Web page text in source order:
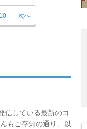
10 次へ
信している最新のコ
もご存知の通り、以